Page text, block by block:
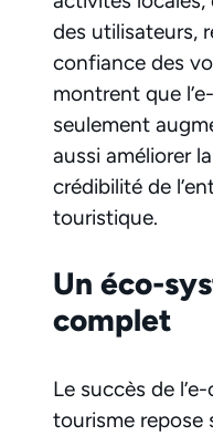
des utilisateurs,
confiance des
montrent que
seulement
aussi améliorer
crédibilité de
touristique.
Un éco-
complet
Le succès de
tourisme repose